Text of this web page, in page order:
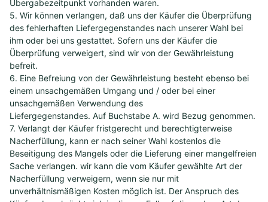
Übergabezeitpunkt vorhanden waren.
5. Wir können verlangen, daß uns der Käufer die Überprüfung
des fehlerhaften Liefergegenstandes nach unserer Wahl bei
ihm oder bei uns gestattet. Sofern uns der Käufer die
Überprüfung verweigert, sind wir von der Gewährleistung
befreit.
6. Eine Befreiung von der Gewährleistung besteht ebenso bei
einem unsachgemäßen Umgang und / oder bei einer
unsachgemäßen Verwendung des
Liefergegenstandes. Auf Buchstabe A. wird Bezug genommen.
7. Verlangt der Käufer fristgerecht und berechtigterweise
Nacherfüllung, kann er nach seiner Wahl kostenlos die
Beseitigung des Mangels oder die Lieferung einer mangelfreien
Sache verlangen. wir kann die vom Käufer gewählte Art der
Nacherfüllung verweigern, wenn sie nur mit
unverhältnismäßigen Kosten möglich ist. Der Anspruch des